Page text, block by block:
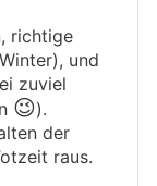
richtige
und
zuviel
😉).
der
raus.